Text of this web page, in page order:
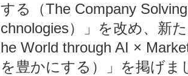
する（The Company
chnologies）」を改め、新
he World through AI ×
を豊かにする）」を掲げま